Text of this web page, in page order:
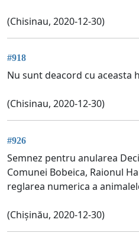
(Chisinau, 2020-12-30)
#918
Nu sunt deacord cu aceasta
(Chisinau, 2020-12-30)
#926
Semnez pentru anularea
Comunei Bobeica, Raionul
reglarea numerica a
(Chișinău, 2020-12-30)